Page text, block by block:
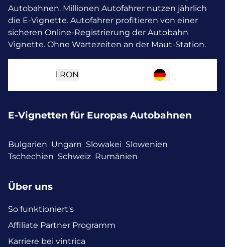
Autobahnen. Millionen Autofahrer nutzen jährlich
die E-Vignette. Autofahrer profitieren von einer
sicheren Online-Registrierung der Autobahn
Vignette. Ohne Wartezeiten an der Maut-Station.
l RON
E-Vignetten für Europas Autobahnen
Bulgarien Ungarn Slowakei Slowenien
Tschechien Schweiz Rumänien
Über uns
So funktioniert's
Affiliate Partner Programm
Karriere bei vintrica